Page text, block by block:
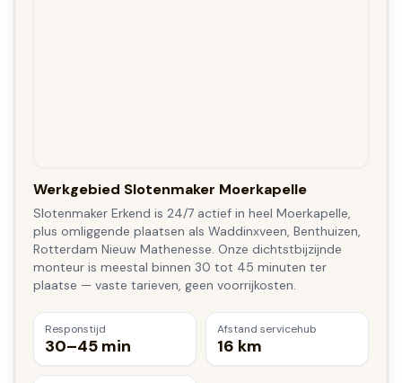
Werkgebied Slotenmaker Moerkapelle
Slotenmaker Erkend is 24/7 actief in heel Moerkapelle,
plus omliggende plaatsen als Waddinxveen, Benthuizen,
Rotterdam Nieuw Mathenesse. Onze dichtstbijzijnde
monteur is meestal binnen 30 tot 45 minuten ter
plaatse — vaste tarieven, geen voorrijkosten.
Responstijd
30–45 min
Afstand servicehub
16 km